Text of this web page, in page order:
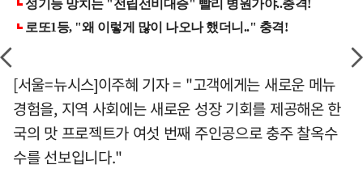
[서울=뉴시스]이주혜 기자 = "고객에게는 새로운 메뉴
경험을, 지역 사회에는 새로운 성장 기회를 제공해온 한
국의 맛 프로젝트가 여섯 번째 주인공으로 충주 찰옥수
수를 선보입니다."